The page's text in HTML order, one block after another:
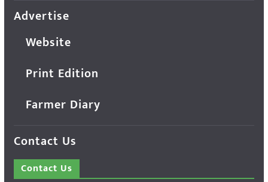
Advertise
Website
Print Edition
Farmer Diary
Contact Us
Contact Us